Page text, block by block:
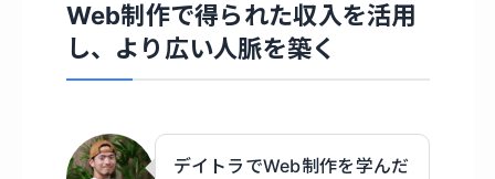
Web制作で得られた収入を活用
し、より広い人脈を築く
デイトラでWeb制作を学んだ